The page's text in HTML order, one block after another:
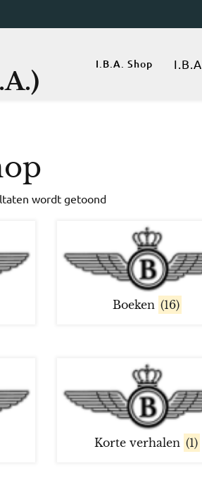
I.B.A. Shop I.B.A.
wordt getoondGesorteerd
nieuwste
Boeken (16)
Korte verhalen (1)